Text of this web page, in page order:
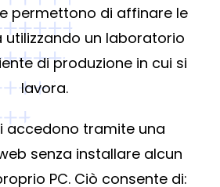
permettono di affinare le
utilizzando un laboratorio
di produzione in cui si
lavora.
accedono tramite una
senza installare alcun
PC. Ciò consente di: